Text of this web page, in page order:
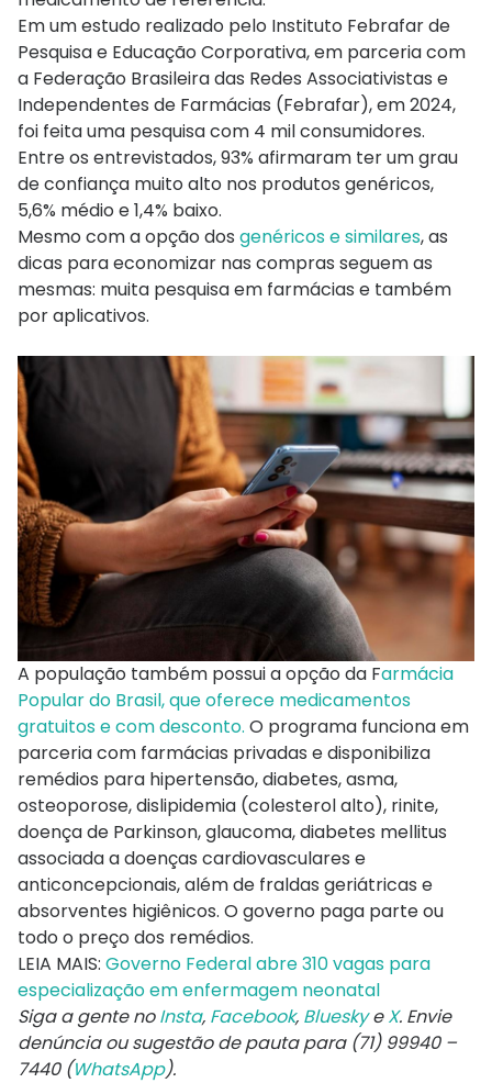
Em um estudo realizado pelo Instituto Febrafar de
Pesquisa e Educação Corporativa, em parceria com
a Federação Brasileira das Redes Associativistas e
Independentes de Farmácias (Febrafar), em 2024,
foi feita uma pesquisa com 4 mil consumidores.
Entre os entrevistados, 93% afirmaram ter um grau
de confiança muito alto nos produtos genéricos,
5,6% médio e 1,4% baixo.
Mesmo com a opção dos genéricos e similares, as
dicas para economizar nas compras seguem as
mesmas: muita pesquisa em farmácias e também
por aplicativos.
A população também possui a opção da Farmácia
Popular do Brasil, que oferece medicamentos
gratuitos e com desconto. O programa funciona em
parceria com farmácias privadas e disponibiliza
remédios para hipertensão, diabetes, asma,
osteoporose, dislipidemia (colesterol alto), rinite,
doença de Parkinson, glaucoma, diabetes mellitus
associada a doenças cardiovasculares e
anticoncepcionais, além de fraldas geriátricas e
absorventes higiênicos. O governo paga parte ou
todo o preço dos remédios.
LEIA MAIS: Governo Federal abre 310 vagas para
especialização em enfermagem neonatal
Siga a gente noInsta, Facebook, BlueskyeX. Envie
denúncia ou sugestão de pauta para (71) 99940 –
7440 (WhatsApp).